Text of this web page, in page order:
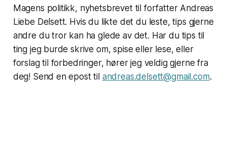
Magens politikk, nyhetsbrevet til forfatter Andreas
Liebe Delsett. Hvis du likte det du leste, tips gjerne
andre du tror kan ha glede av det. Har du tips til
ting jeg burde skrive om, spise eller lese, eller
forslag til forbedringer, hører jeg veldig gjerne fra
deg! Send en epost til andreas.delsett@gmail.com.